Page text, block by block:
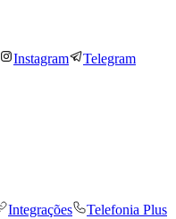
Instagram Telegram
Integrações
Telefonia Plus